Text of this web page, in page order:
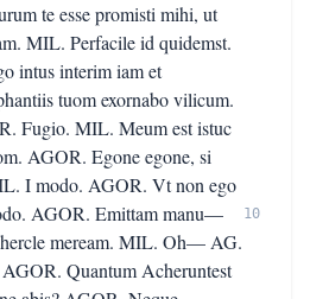
te esse promisti mihi, ut
MIL. Perfacile id quidemst.
intus interim iam et
tuom exornabo vilicum.
Fugio. MIL. Meum est istuc
AGOR. Egone egone, si
I modo. AGOR. Vt non ego
AGOR. Emittam manu—
meream. MIL. Oh— AG.
Quantum Acheruntest
10